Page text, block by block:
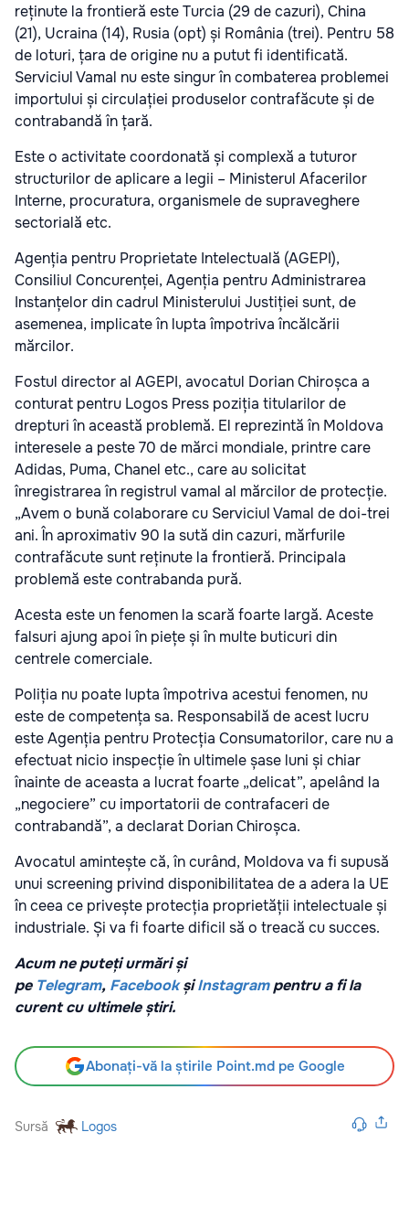
reținute la frontieră este Turcia (29 de cazuri), China
(21), Ucraina (14), Rusia (opt) și România (trei). Pentru 58
de loturi, țara de origine nu a putut fi identificată.
Serviciul Vamal nu este singur în combaterea problemei
importului și circulației produselor contrafăcute și de
contrabandă în țară.
Este o activitate coordonată și complexă a tuturor
structurilor de aplicare a legii – Ministerul Afacerilor
Interne, procuratura, organismele de supraveghere
sectorială etc.
Agenția pentru Proprietate Intelectuală (AGEPI),
Consiliul Concurenței, Agenția pentru Administrarea
Instanțelor din cadrul Ministerului Justiției sunt, de
asemenea, implicate în lupta împotriva încălcării
mărcilor.
Fostul director al AGEPI, avocatul Dorian Chiroșca a
conturat pentru Logos Press poziția titularilor de
drepturi în această problemă. El reprezintă în Moldova
interesele a peste 70 de mărci mondiale, printre care
Adidas, Puma, Chanel etc., care au solicitat
înregistrarea în registrul vamal al mărcilor de protecție.
„Avem o bună colaborare cu Serviciul Vamal de doi-trei
ani. În aproximativ 90 la sută din cazuri, mărfurile
contrafăcute sunt reținute la frontieră. Principala
problemă este contrabanda pură.
Acesta este un fenomen la scară foarte largă. Aceste
falsuri ajung apoi în piețe și în multe buticuri din
centrele comerciale.
Poliția nu poate lupta împotriva acestui fenomen, nu
este de competența sa. Responsabilă de acest lucru
este Agenția pentru Protecția Consumatorilor, care nu a
efectuat nicio inspecție în ultimele șase luni și chiar
înainte de aceasta a lucrat foarte „delicat”, apelând la
„negociere” cu importatorii de contrafaceri de
contrabandă”, a declarat Dorian Chiroșca.
Avocatul amintește că, în curând, Moldova va fi supusă
unui screening privind disponibilitatea de a adera la UE
în ceea ce privește protecția proprietății intelectuale și
industriale. Și va fi foarte dificil să o treacă cu succes.
Acum ne puteți urmări și
pe Telegram, Facebook șiInstagrampentru a fi la
curent cu ultimele știri.
Abonați-vă la știrile Point.md pe Google
Sursă Logos